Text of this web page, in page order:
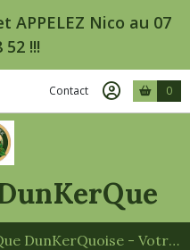
APPELEZ Nico au 07
52 !!!
Contact 0
Votre CaVe à BièRes et BouTiQue DunKerQuoise - Votre Spécialiste des Paniers Garnis